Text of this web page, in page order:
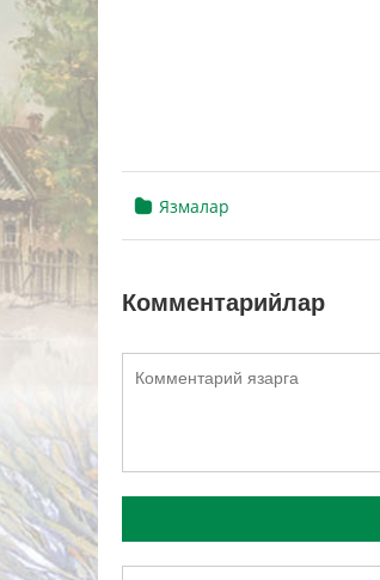
Язмалар
Комментарийлар